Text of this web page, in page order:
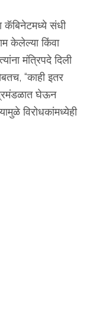
कॅबिनेटमध्ये संधी
केलेल्या किंवा
मंत्रिपदे दिली
“काही इतर
घेऊन
विरोधकांमध्येही